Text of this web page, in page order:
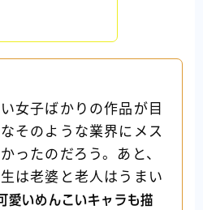
女子ばかりの作品が目
そのような業界にメス
ったのだろう。あと、
は老婆と老人はうまい
愛いめんこいキャラも描